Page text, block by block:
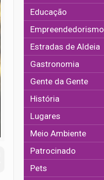
Educação
Empreendedorismo
Estradas de Aldeia
Gastronomia
Gente da Gente
História
Lugares
Meio Ambiente
Patrocinado
Pets